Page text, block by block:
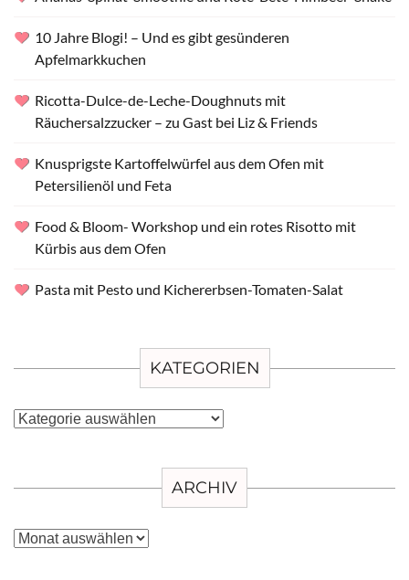
10 Jahre Blogi! – Und es gibt gesünderen
Apfelmarkkuchen
Ricotta-Dulce-de-Leche-Doughnuts mit
Räuchersalzzucker – zu Gast bei Liz & Friends
Knusprigste Kartoffelwürfel aus dem Ofen mit
Petersilienöl und Feta
Food & Bloom- Workshop und ein rotes Risotto mit
Kürbis aus dem Ofen
Pasta mit Pesto und Kichererbsen-Tomaten-Salat
KATEGORIEN
Kategorien
ARCHIV
Archiv